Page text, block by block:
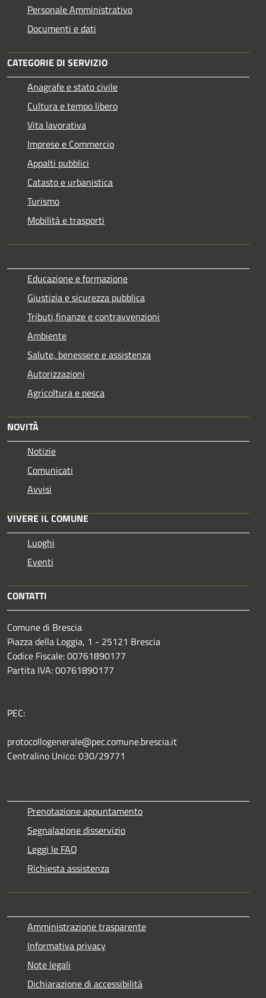
Personale Amministrativo
Documenti e dati
CATEGORIE DI SERVIZIO
Anagrafe e stato civile
Cultura e tempo libero
Vita lavorativa
Imprese e Commercio
Appalti pubblici
Catasto e urbanistica
Turismo
Mobilità e trasporti
Educazione e formazione
Giustizia e sicurezza pubblica
Tributi,finanze e contravvenzioni
Ambiente
Salute, benessere e assistenza
Autorizzazioni
Agricoltura e pesca
NOVITÀ
Notizie
Comunicati
Avvisi
VIVERE IL COMUNE
Luoghi
Eventi
CONTATTI
Comune di Brescia
Piazza della Loggia, 1 - 25121 Brescia
Codice Fiscale: 00761890177
Partita IVA: 00761890177
PEC:
protocollogenerale@pec.comune.brescia.it
Centralino Unico: 030/29771
Prenotazione appuntamento
Segnalazione disservizio
Leggi le FAQ
Richiesta assistenza
Amministrazione trasparente
Informativa privacy
Note legali
Dichiarazione di accessibilità